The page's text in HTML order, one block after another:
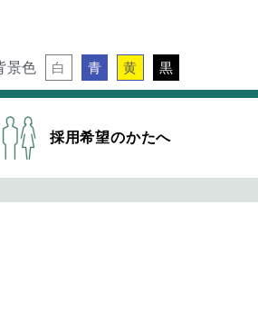
景色 白 青 黄 黒
採用希望のかたへ